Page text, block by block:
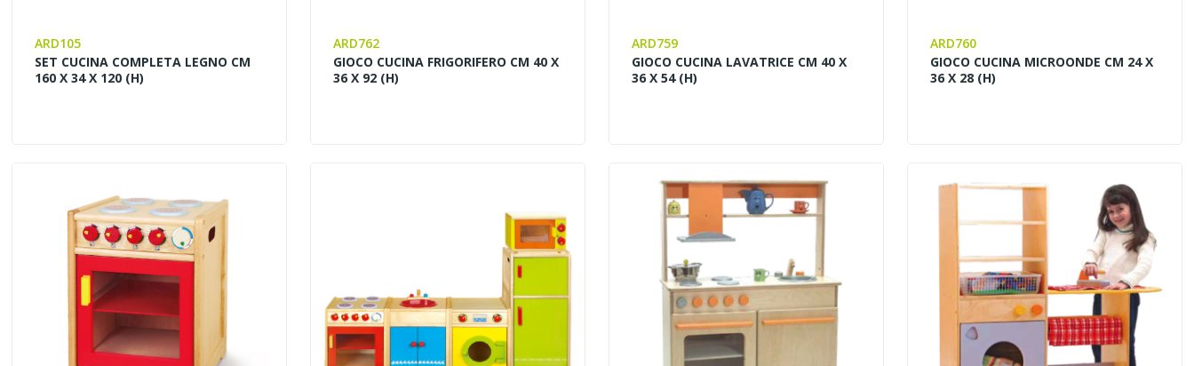
ARD105
SET CUCINA COMPLETA LEGNO CM
160 X 34 X 120 (H)
ARD762
GIOCO CUCINA FRIGORIFERO CM 40 X
36 X 92 (H)
ARD759
GIOCO CUCINA LAVATRICE CM 40 X
36 X 54 (H)
ARD760
GIOCO CUCINA MICROONDE CM 24 X
36 X 28 (H)